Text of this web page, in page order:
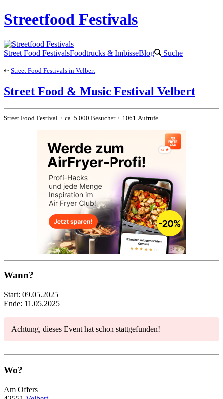
Streetfood Festivals
Street Food FestivalsFoodtrucks & ImbisseBlog Suche
⇠ Street Food Festivals in Velbert
Street Food & Music Festival Velbert
Street Food Festival ⬝ ca. 5.000 Besucher ⬝ 1061 Aufrufe
Wann?
Start: 09.05.2025
Ende: 11.05.2025
Achtung, dieses Event hat schon stattgefunden!
Wo?
Am Offers